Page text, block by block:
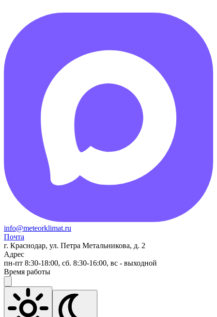
info@meteorklimat.ru
Почта
г. Краснодар, ул. Петра Метальникова, д. 2
Адрес
пн-пт 8:30-18:00, сб. 8:30-16:00, вс - выходной
Время работы